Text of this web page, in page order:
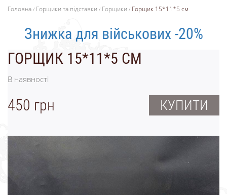
Головна Горщики та підставки Горщики Горщик 15*11*5 см
Знижка для військових -20%
ГОРЩИК 15*11*5 СМ
В наявності
450 грн КУПИТИ